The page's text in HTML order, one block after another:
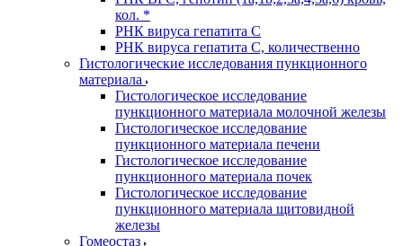
кол. *
РНК вируса гепатита C
РНК вируса гепатита C, количественно
Гистологические исследования пункционного
материала
Гистологическое исследование
пункционного материала молочной железы
Гистологическое исследование
пункционного материала печени
Гистологическое исследование
пункционного материала почек
Гистологическое исследование
пункционного материала щитовидной
железы
Гомеостаз